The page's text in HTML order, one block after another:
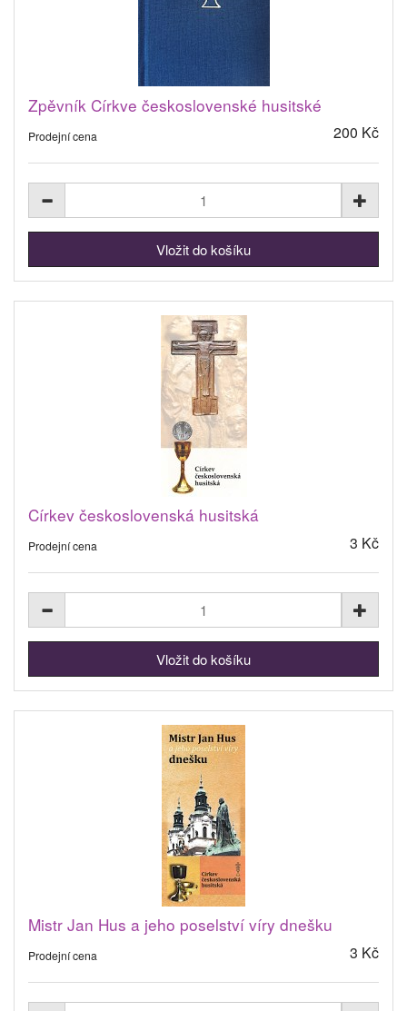
Zpěvník Církve československé husitské
Prodejní cena 200 Kč
Církev československá husitská
Prodejní cena 3 Kč
Mistr Jan Hus a jeho poselství víry dnešku
Prodejní cena 3 Kč